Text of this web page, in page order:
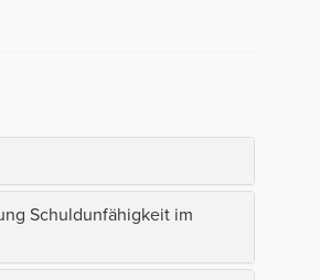
Schuldunfähigkeit im